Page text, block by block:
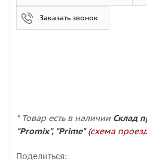
Заказать звонок
* Товар есть в наличии Склад
"Promix", "Prime" (схема
Поделиться: